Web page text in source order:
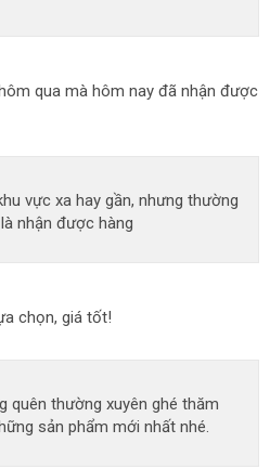
qua mà hôm nay đã nhận được
vực xa hay gần, nhưng thường
nhận được hàng
chọn, giá tốt!
quên thường xuyên ghé thăm
sản phẩm mới nhất nhé.